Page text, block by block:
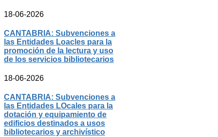
18-06-2026
CANTABRIA: Subvenciones a
las Entidades Loacles para la
promoción de la lectura y uso
de los servicios bibliotecarios
18-06-2026
CANTABRIA: Subvenciones a
las Entidades LOcales para la
dotación y equipamiento de
edificios destinados a usos
bibliotecarios y archivístico